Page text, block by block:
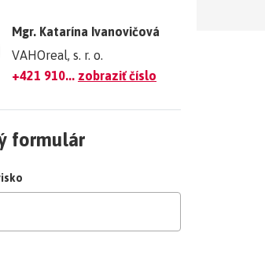
Mgr. Katarína Ivanovičová
VAHOreal, s. r. o.
+421 910... zobraziť číslo
formulár